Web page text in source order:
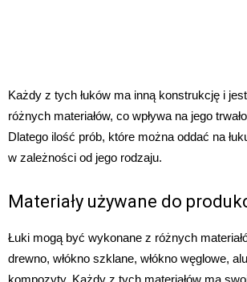
Każdy z tych łuków ma inną konstrukcję i
różnych materiałów, co wpływa na jego
Dlatego ilość prób, które można oddać na
w zależności od jego rodzaju.
Materiały używane do
Łuki mogą być wykonane z różnych
drewno, włókno szklane, włókno węglowe,
kompozyty. Każdy z tych materiałów ma